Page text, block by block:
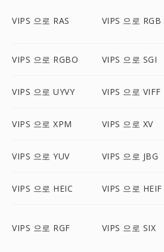
VIPS 으로 RAS VIPS 으로 RGB
VIPS 으로 RGBO VIPS 으로 SGI
VIPS 으로 UYVY VIPS 으로 VIFF
VIPS 으로 XPM VIPS 으로 XV
VIPS 으로 YUV VIPS 으로 JBG
VIPS 으로 HEIC VIPS 으로 HEIF
VIPS 으로 RGF VIPS 으로 SIX